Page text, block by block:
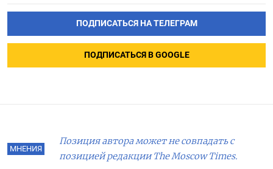
ПОДПИСАТЬСЯ НА ТЕЛЕГРАМ
ПОДПИСАТЬСЯ В GOOGLE
МНЕНИЯ
Позиция автора может не совпадать с
позицией редакции The Moscow Times.